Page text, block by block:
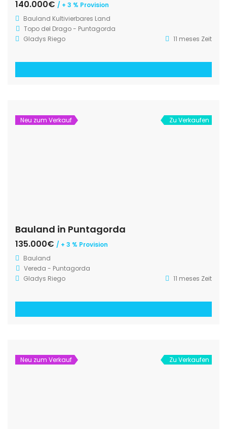
140.000€ / + 3 % Provision
Bauland Kultivierbares Land
Topo del Drago - Puntagorda
Gladys Riego
11 meses Zeit
Neu zum Verkauf Zu Verkaufen
Bauland in Puntagorda
135.000€ / + 3 % Provision
Bauland
Vereda - Puntagorda
Gladys Riego
11 meses Zeit
Neu zum Verkauf Zu Verkaufen